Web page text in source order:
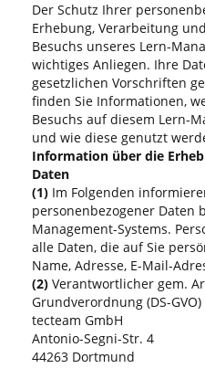
Der Schutz Ihrer
Erhebung, Verarbeitung
Besuchs unseres Lern-
wichtiges Anliegen. Ihre
gesetzlichen Vorschriften
finden Sie Informationen,
Besuchs auf diesem Lern-
und wie diese genutzt
Information über die
Daten
(1) Im Folgenden
personenbezogener Daten
Management-Systems.
alle Daten, die auf Sie
Name, Adresse, E-Mail-
(2) Verantwortlicher gem.
Grundverordnung (DS-GVO)
tecteam GmbH
Antonio-Segni-Str. 4
44263 Dortmund